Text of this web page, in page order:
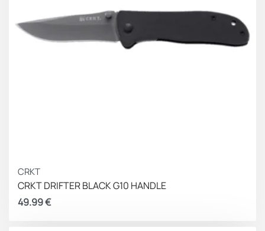
CRKT
CRKT DRIFTER BLACK G10 HANDLE
49.99€